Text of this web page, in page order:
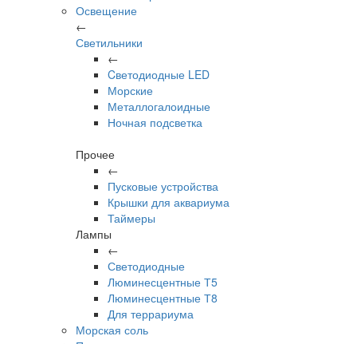
Освещение
←
Светильники
←
Cветодиодные LED
Морские
Металлогалоидные
Ночная подсветка
Прочее
←
Пусковые устройства
Крышки для аквариума
Таймеры
Лампы
←
Светодиодные
Люминесцентные Т5
Люминесцентные Т8
Для террариума
Морская соль